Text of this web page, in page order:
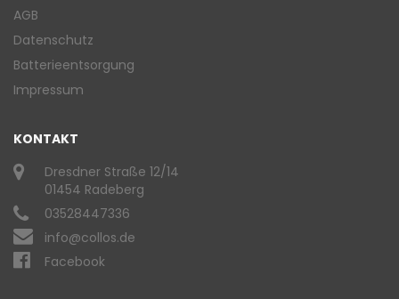
AGB
Datenschutz
Batterieentsorgung
Impressum
KONTAKT
Dresdner Straße 12/14
01454 Radeberg
03528447336
info@collos.de
Facebook